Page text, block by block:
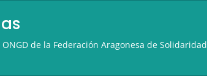
de la Federación Aragonesa de Solidaridad